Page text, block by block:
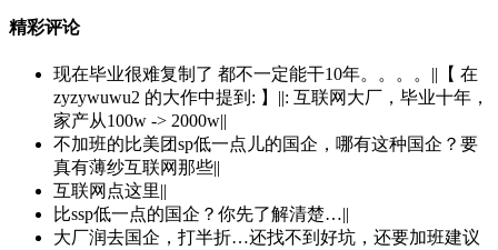
精彩评论
现在毕业很难复制了 都不一定能干10年。。。。||【 在
zyzywuwu2 的大作中提到: 】||: 互联网大厂，毕业十年，
家产从100w -> 2000w||
不加班的比美团sp低一点儿的国企，哪有这种国企？要
真有薄纱互联网那些||
互联网点这里||
比ssp低一点的国企？你先了解清楚…||
大厂润去国企，打半折…还找不到好坑，还要加班建议